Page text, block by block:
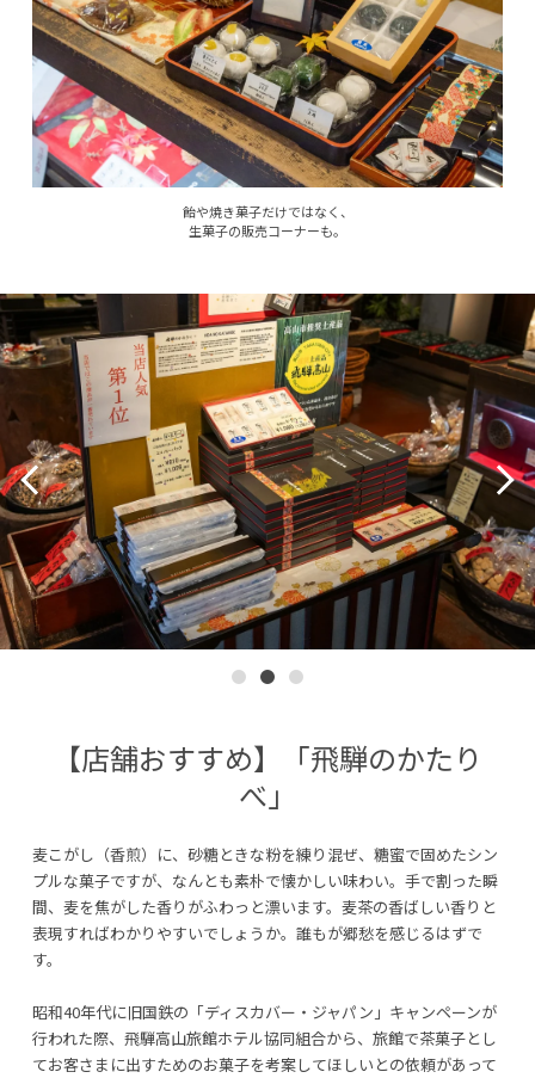
飴や焼き菓子だけではなく、
生菓子の販売コーナーも。
【店舗おすすめ】「飛騨のかたり
べ」
麦こがし（香煎）に、砂糖ときな粉を練り混ぜ、糖蜜で固めたシン
プルな菓子ですが、なんとも素朴で懐かしい味わい。手で割った瞬
間、麦を焦がした香りがふわっと漂います。麦茶の香ばしい香りと
表現すればわかりやすいでしょうか。誰もが郷愁を感じるはずで
す。
昭和40年代に旧国鉄の「ディスカバー・ジャパン」キャンペーンが
行われた際、飛騨高山旅館ホテル協同組合から、旅館で茶菓子とし
てお客さまに出すためのお菓子を考案してほしいとの依頼があって